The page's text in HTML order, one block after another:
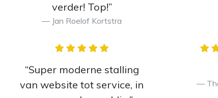
verder! Top!”
Jan Roelof Kortstra
“Super moderne stalling
van website tot service, in